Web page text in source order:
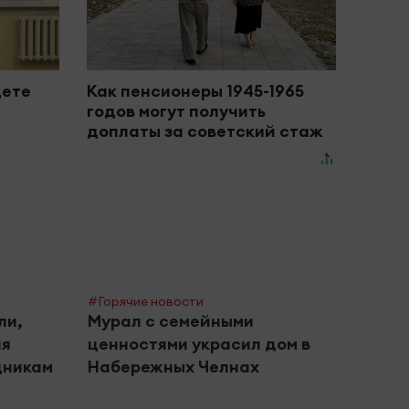
Как пенсионеры 1945-1965
годов могут получить
доплаты за советский стаж
#Горячие новости
Мурал с семейными
ценностями украсил дом в
Набережных Челнах